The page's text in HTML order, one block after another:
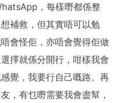
，每樣嘢都係整
補救，但其實唔可以勉
會怪佢，亦唔會覺得佢做
擇就係分開行，咁樣我會
覺，我要行自己嘅路。再
，有乜嘢需要我會盡幫，